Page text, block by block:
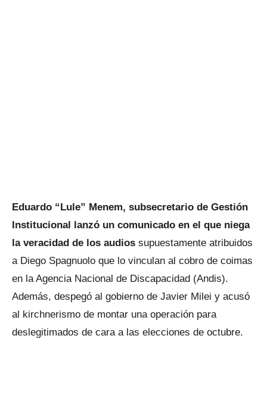
Eduardo “Lule” Menem, subsecretario de Gestión
Institucional lanzó un comunicado en el que niega
la veracidad de los audios supuestamente atribuidos
a Diego Spagnuolo que lo vinculan al cobro de coimas
en la Agencia Nacional de Discapacidad (Andis).
Además, despegó al gobierno de Javier Milei y acusó
al kirchnerismo de montar una operación para
deslegitimados de cara a las elecciones de octubre.